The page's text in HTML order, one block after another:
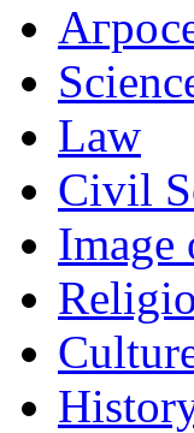
Law
Civil
Image